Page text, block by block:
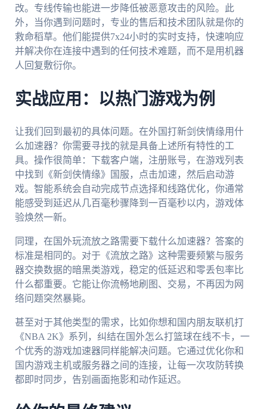
改。专线传输也能进一步降低被恶意攻击的风险。此
外，当你遇到问题时，专业的售后和技术团队就是你的
救命稻草。他们能提供7x24小时的实时支持，快速响应
并解决你在连接中遇到的任何技术难题，而不是用机器
人回复敷衍你。
实战应用：以热门游戏为例
让我们回到最初的具体问题。在外国打新剑侠情缘用什
么加速器？你需要寻找的就是具备上述所有特性的工
具。操作很简单：下载客户端，注册账号，在游戏列表
中找到《新剑侠情缘》国服，点击加速，然后启动游
戏。智能系统会自动完成节点选择和线路优化，你通常
能感受到延迟从几百毫秒骤降到一百毫秒以内，游戏体
验焕然一新。
同理，在国外玩流放之路需要下载什么加速器？答案的
标准是相同的。对于《流放之路》这种需要频繁与服务
器交换数据的暗黑类游戏，稳定的低延迟和零丢包率比
什么都重要。它能让你流畅地刷图、交易，不再因为网
络问题突然暴毙。
甚至对于其他类型的需求，比如你想和国内朋友联机打
《NBA 2K》系列，纠结在国外怎么打篮球在线不卡，一
个优秀的游戏加速器同样能解决问题。它通过优化你和
国内游戏主机或服务器之间的连接，让每一次攻防转换
都即时同步，告别画面拖影和动作延迟。